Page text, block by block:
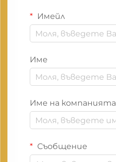
Имейл
Име
Име на компанията
Съобщение